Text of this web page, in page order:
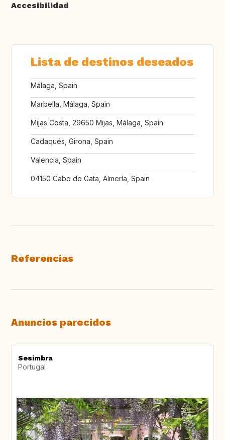
Accesibilidad
Lista de destinos deseados
Málaga, Spain
Marbella, Málaga, Spain
Mijas Costa, 29650 Mijas, Málaga, Spain
Cadaqués, Girona, Spain
Valencia, Spain
04150 Cabo de Gata, Almería, Spain
Referencias
Anuncios parecidos
Sesimbra
Portugal